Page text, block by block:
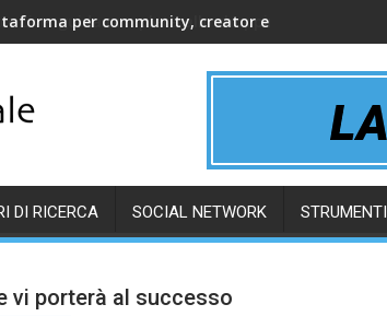
per community, creator e gruppi online
DI RICERCA SOCIAL NETWORK STRUMENTI
vi porterà al successo